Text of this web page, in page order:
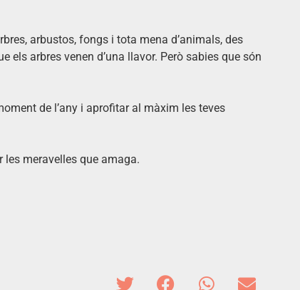
arbustos, fongs i tota mena d’animals, des
arbres venen d’una llavor. Però sabies que són
de l’any i aprofitar al màxim les teves
meravelles que amaga.